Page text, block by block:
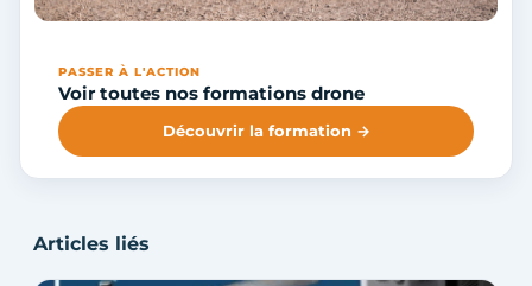
PASSER À L'ACTION
Voir toutes nos formations drone
Découvrir la formation →
Articles liés